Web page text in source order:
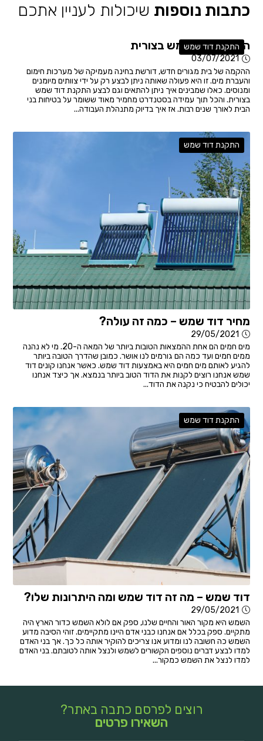
כתבות נוספות שיכולות לעניין אתכם
התקנת דוד שמש
התקנת דוד שמש בצורית
03/07/2021
ההקמה של בית מגורים חדש, דורשת בחינה מעמיקה של מערכות חימום
והעברת מים. זו היא פעולה שאותה ניתן לבצע רק על ידי צוותים מיומנים
ומנוסים. כאלו שמבינים איך ניתן להתאים וגם לבצע התקנת דוד שמש
בצורית. והכל תוך עמידה בסטנדרט מחמיר מאוד ששומר על בטיחות בני
הבית לאורך שנים רבות. אז איך בדיוק מתנהלת העבודה...
התקנת דוד שמש
מחיר דוד שמש – כמה זה עולה?
29/05/2021
מים חמים הם אחת ההמצאות הטובות ביותר של המאה ה-20. מי לא נהנה
ממים חמים ועד כמה הם גורמים לנו אושר. כמובן שהדרך הטובה ביותר
להגיע לאותם מים חמים היא באמצעות דוד שמש. כאשר אנחנו קונים דוד
שמש אנחנו רוצים לקנות את הדוד הטוב ביותר בנמצא. אך כיצד אנחנו
יכולים להבטיח כי נקנה את הדוד...
התקנת דוד שמש
דוד שמש – מה זה דוד שמש ומה היתרונות שלו?
29/05/2021
השמש היא מקור האור והחיים שלנו, ספק אם לולא השמש כדור הארץ היה
מתקיים. ספק בכלל אם אנחנו כבני אדם היינו מתקיימים. זוהי הסיבה מדוע
השמש כה חשובה לנו ומדוע אנו צריכים להוקיר אותה כל כך. אך בני האדם
למדו לבצע דברים נוספים הקשורים לשמש ולנצל אותה לטובתם. בני האדם
למדו לנצל את השמש כמקור...
רוצים לפרסם כתבה באתר?
השאירו פרטים